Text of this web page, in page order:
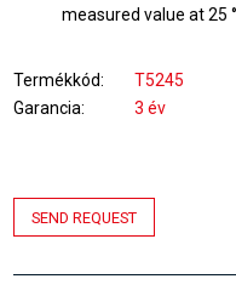
measured value at 25
Termékkód
T5245
Garancia
3 év
SEND REQUEST